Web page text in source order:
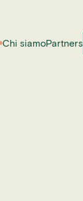
Chi siamoPartners